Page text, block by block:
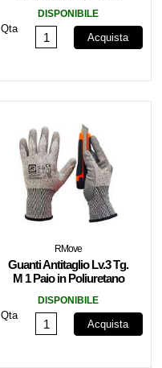
DISPONIBILE
Qta
Acquista
RMove
Guanti Antitaglio Lv.3 Tg.
M 1 Paio in Poliuretano
DISPONIBILE
Qta
Acquista